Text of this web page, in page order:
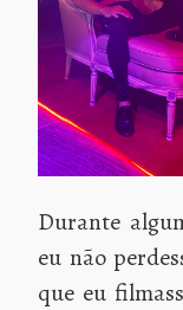
Durante
eu não
que eu